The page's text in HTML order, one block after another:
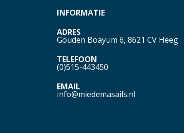
INFORMATIE
ADRES
Gouden Boayum 6, 8621 CV Heeg
TELEFOON
(0)515-443450
EMAIL
info@miedemasails.nl